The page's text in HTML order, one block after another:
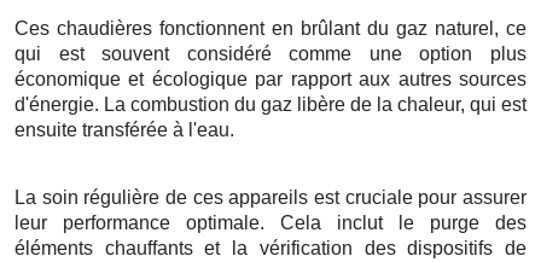
Ces chaudières fonctionnent en brûlant du gaz naturel, ce
qui est souvent considéré comme une option plus
économique et écologique par rapport aux autres sources
d'énergie. La combustion du gaz libère de la chaleur, qui est
ensuite transférée à l'eau.
La soin régulière de ces appareils est cruciale pour assurer
leur performance optimale. Cela inclut le purge des
éléments chauffants et la vérification des dispositifs de